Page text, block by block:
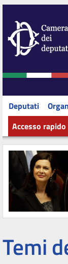
Deputati
Accesso rapido
Temi